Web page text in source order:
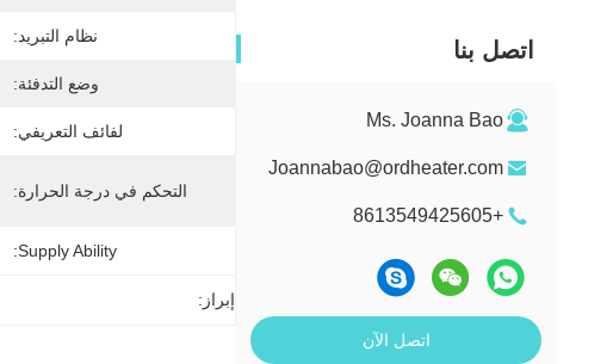
اتصل بنا
Ms. Joanna Bao
Joannabao@ordheater.com
+8613549425605
اتصل الآن
نظام التبريد:
وضع التدفئة:
لفائف التعريفي:
التحكم في درجة الحرارة:
Supply Ability:
إبراز: